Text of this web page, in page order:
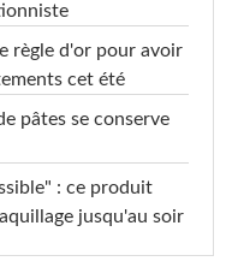
règle d'or pour avoir
cet été
pâtes se conserve
: ce produit
jusqu'au soir